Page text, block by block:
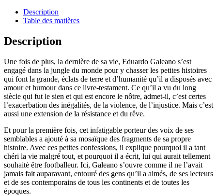
Description
Table des matières
Description
Une fois de plus, la dernière de sa vie, Eduardo Galeano s’est
engagé dans la jungle du monde pour y chasser les petites histoires
qui font la grande, éclats de terre et d’humanité qu’il a disposés avec
amour et humour dans ce livre-testament. Ce qu’il a vu du long
siècle qui fut le sien et qui est encore le nôtre, admet-il, c’est certes
l’exacerbation des inégalités, de la violence, de l’injustice. Mais c’est
aussi une extension de la résistance et du rêve.
Et pour la première fois, cet infatigable porteur des voix de ses
semblables a ajouté à sa mosaïque des fragments de sa propre
histoire. Avec ces petites confessions, il explique pourquoi il a tant
chéri la vie malgré tout, et pourquoi il a écrit, lui qui aurait tellement
souhaité être footballeur. Ici, Galeano s’ouvre comme il ne l’avait
jamais fait auparavant, entouré des gens qu’il a aimés, de ses lecteurs
et de ses contemporains de tous les continents et de toutes les
époques.